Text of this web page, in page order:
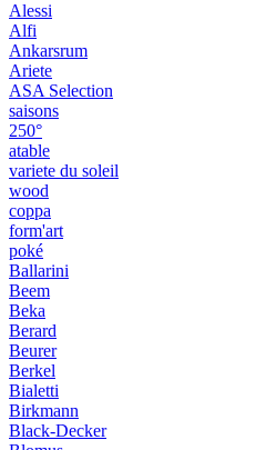
Alessi
Alfi
Ankarsrum
Ariete
ASA Selection
saisons
250°
atable
variete du soleil
wood
coppa
form'art
poké
Ballarini
Beem
Beka
Berard
Beurer
Berkel
Bialetti
Birkmann
Black-Decker